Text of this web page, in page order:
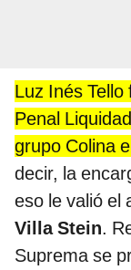
Luz Inés
Penal
grupo Colina
decir, la
eso le valió el
Villa Stein.
Suprema se